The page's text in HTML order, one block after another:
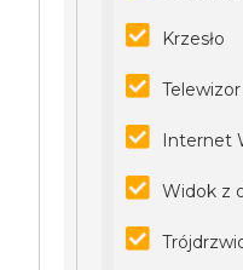
Krzesło
Internet
Widok z